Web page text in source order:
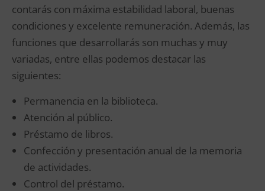
contarás con máxima estabilidad laboral, buenas
condiciones y excelente remuneración. Además, las
funciones que desarrollarás son muchas y muy
variadas, entre ellas podemos destacar las
siguientes:
Permanencia en la biblioteca.
Atención al público.
Préstamo de libros.
Confección y presentación anual de la memoria
de actividades.
Control del préstamo.